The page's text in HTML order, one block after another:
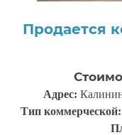
Продается
Адрес:
Тип коммерческой: